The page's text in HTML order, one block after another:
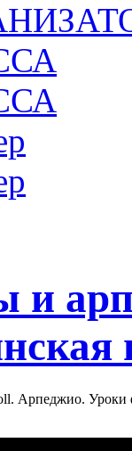
и
Арпеджио. Уроки